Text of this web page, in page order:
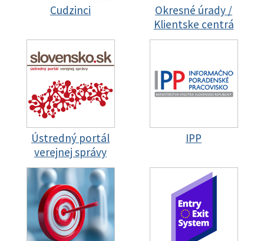
Cudzinci
Okresné úrady /
Klientske centrá
Ústredný portál
verejnej správy
IPP